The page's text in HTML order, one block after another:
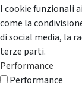
I cookie funzionali
come la
di social media, la
terze parti.
Performance
Performance